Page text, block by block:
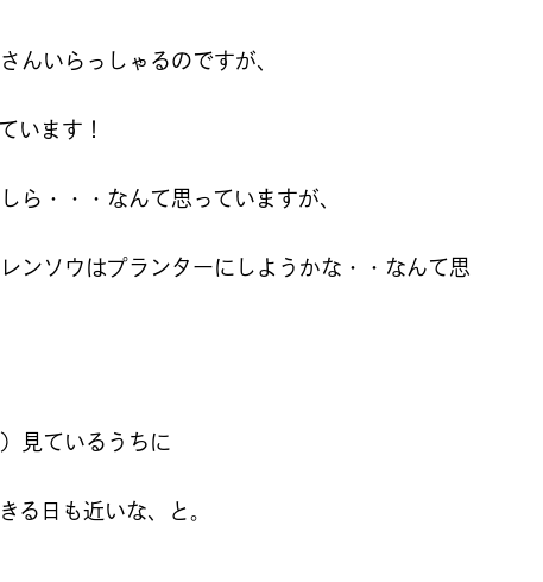
んいらっしゃるのですが、
います！
ら・・・なんて思っていますが、
ンソウはプランターにしようかな・・なんて思
見ているうちに
る日も近いな、と。